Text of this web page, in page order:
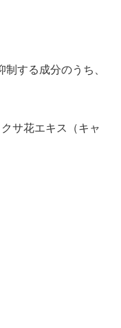
する成分のうち、
サ花エキス（キャ